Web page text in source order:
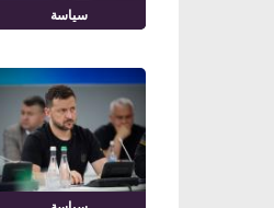
سياسة